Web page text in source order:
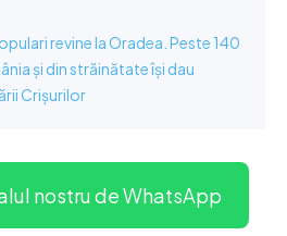
revine la Oradea. Peste 140
și din străinătate își dau
Crișurilor
nostru de WhatsApp